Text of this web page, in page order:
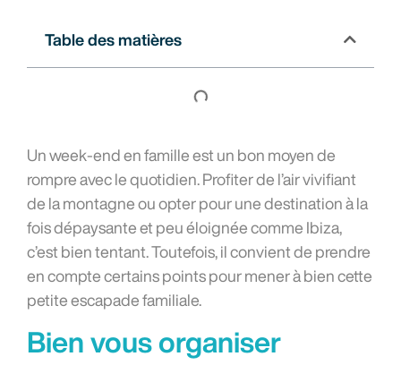
Table des matières
Un week-end en famille est un bon moyen de
rompre avec le quotidien. Profiter de l’air vivifiant
de la montagne ou opter pour une destination à la
fois dépaysante et peu éloignée comme Ibiza,
c’est bien tentant. Toutefois, il convient de prendre
en compte certains points pour mener à bien cette
petite escapade familiale.
Bien vous organiser